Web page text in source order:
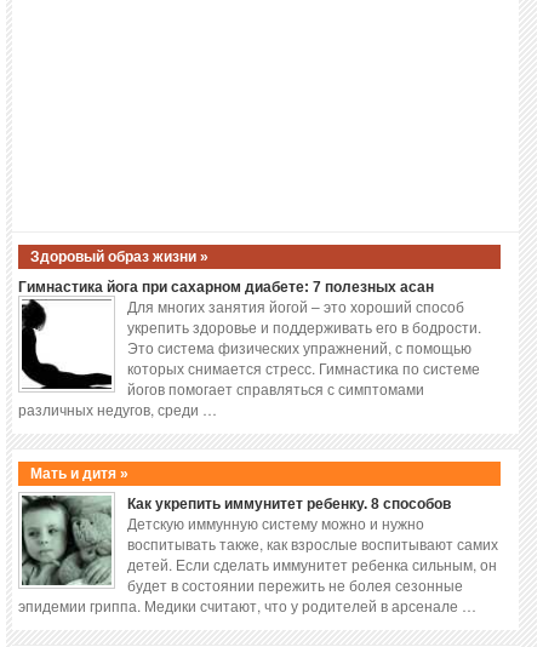
Здоровый образ жизни »
Гимнастика йога при сахарном диабете: 7 полезных асан
Для многих занятия йогой – это хороший способ
укрепить здоровье и поддерживать его в бодрости.
Это система физических упражнений, с помощью
которых снимается стресс. Гимнастика по системе
йогов помогает справляться с симптомами
различных недугов, среди …
Мать и дитя »
Как укрепить иммунитет ребенку. 8 способов
Детскую иммунную систему можно и нужно
воспитывать также, как взрослые воспитывают самих
детей. Если сделать иммунитет ребенка сильным, он
будет в состоянии пережить не болея сезонные
эпидемии гриппа. Медики считают, что у родителей в арсенале …